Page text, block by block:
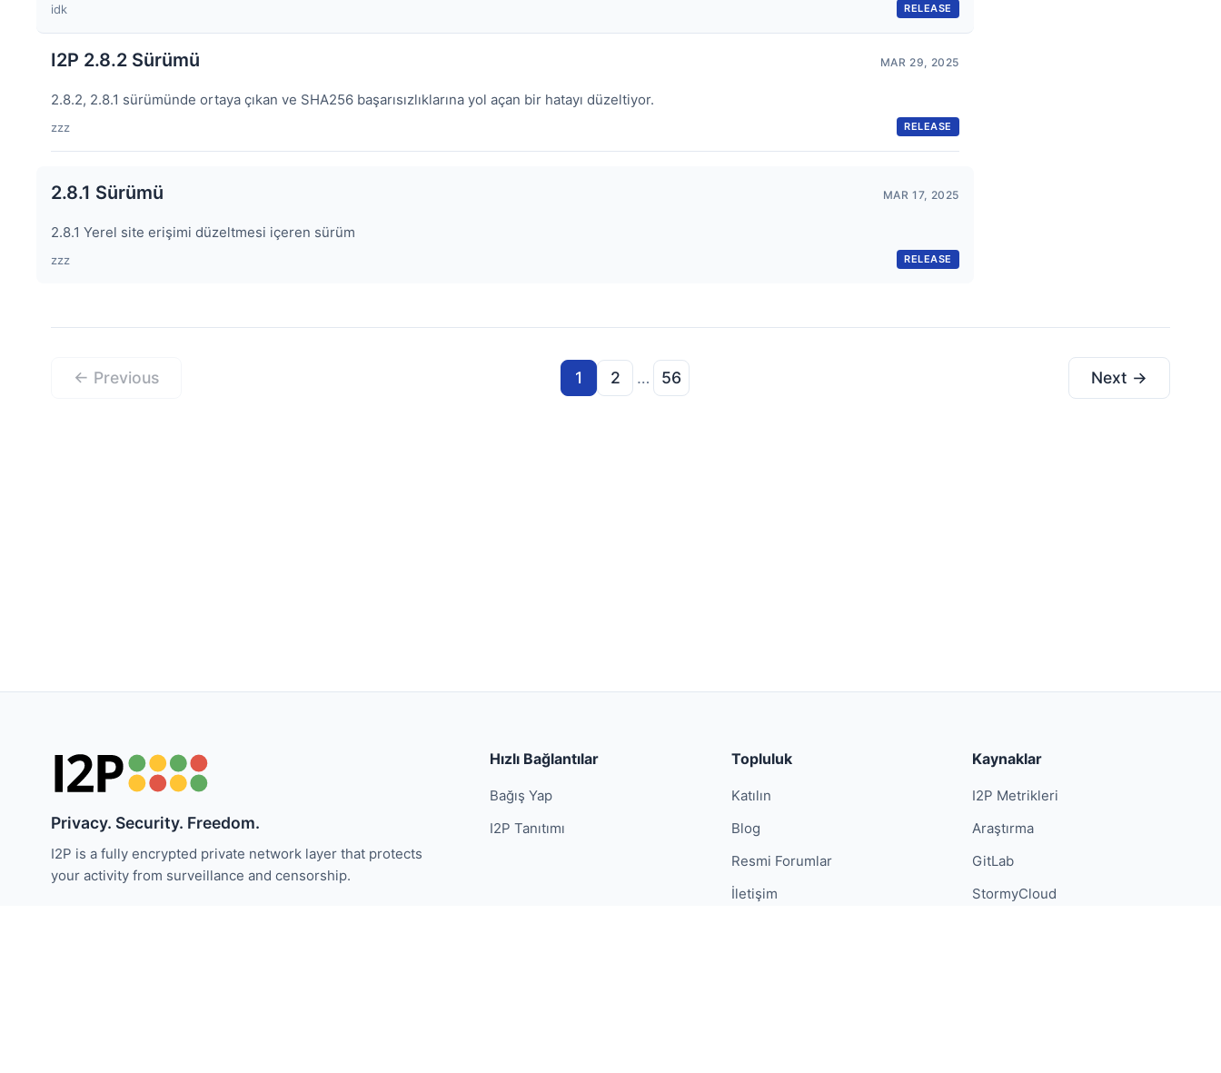
idk RELEASE
I2P 2.8.2 Sürümü MAR 29, 2025
2.8.2, 2.8.1 sürümünde ortaya çıkan ve SHA256 başarısızlıklarına yol açan bir hatayı düzeltiyor.
zzz RELEASE
2.8.1 Sürümü MAR 17, 2025
2.8.1 Yerel site erişimi düzeltmesi içeren sürüm
zzz RELEASE
← Previous 1 2 … 56 Next →
Privacy. Security. Freedom.
I2P is a fully encrypted private network layer that protects
your activity from surveillance and censorship.
Hızlı Bağlantılar
Bağış Yap
I2P Tanıtımı
Topluluk
Katılın
Blog
Resmi Forumlar
İletişim
Kaynaklar
I2P Metrikleri
Araştırma
GitLab
StormyCloud